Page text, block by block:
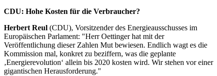
CDU: Hohe Kosten für die Verbraucher?
Herbert Reul (CDU), Vorsitzender des Energieausschusses im
Europäischen Parlament: "Herr Oettinger hat mit der
Veröffentlichung dieser Zahlen Mut bewiesen. Endlich wagt es die
Kommission mal, konkret zu beziffern, was die geplante
‚Energierevolution‘ allein bis 2020 kosten wird. Wir stehen vor einer
gigantischen Herausforderung."